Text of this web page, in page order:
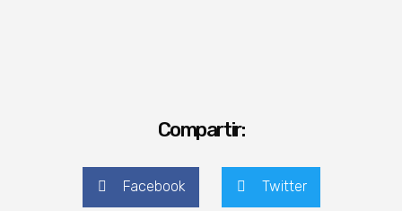
Compartir:
Facebook Twitter